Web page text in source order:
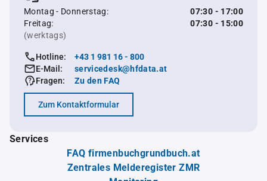
Montag - Donnerstag:
07:30 - 17:00
Freitag:
07:30 - 15:00
(werktags)
Hotline:
+43 1 981 16 - 800
E-Mail:
servicedesk@hfdata.at
Fragen:
Zu den FAQ
Zum Kontaktformular
Services
FAQ firmenbuchgrundbuch.at
Zentrales Melderegister ZMR